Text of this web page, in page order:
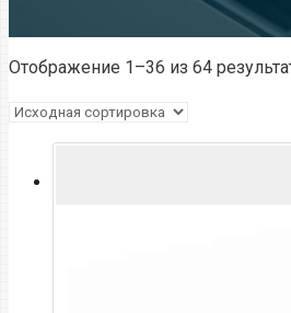
Отображение 1–36 из 64